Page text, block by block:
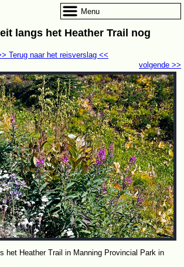
langs het Heather Trail nog
volgende >>
Terug naar het reisverslag <<
het Heather Trail in Manning Provincial Park in
Menu